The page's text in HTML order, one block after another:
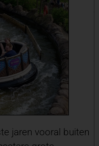
jaren vooral buiten